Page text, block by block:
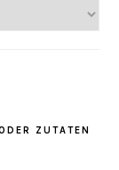
ZUTATEN